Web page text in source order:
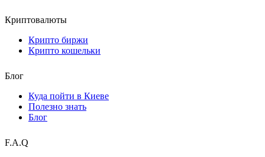
Криптовалюты
Крипто биржи
Крипто кошельки
Блог
Куда пойти в Киеве
Полезно знать
Блог
F.A.Q